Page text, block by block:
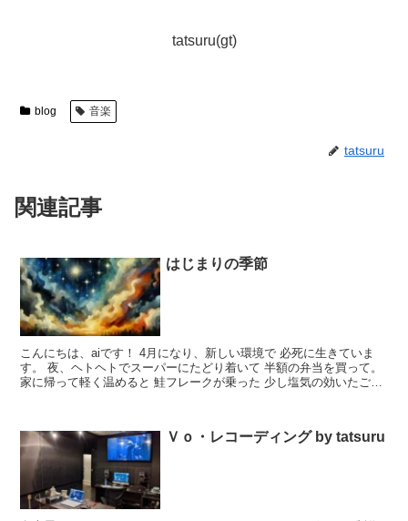
tatsuru(gt)
blog 音楽
tatsuru
関連記事
はじまりの季節
こんにちは、aiです！ 4月になり、新しい環境で 必死に生きていま
す。 夜、ヘトヘトでスーパーにたどり着いて 半額の弁当を買って。
家に帰って軽く温めると 鮭フレークが乗った 少し塩気の効いたごは
Ｖｏ・レコーディング by tatsuru